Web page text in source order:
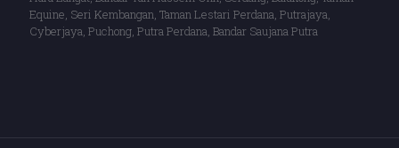
Equine, Seri Kembangan, Taman Lestari Perdana, Putrajaya,
Cyberjaya, Puchong, Putra Perdana, Bandar Saujana Putra